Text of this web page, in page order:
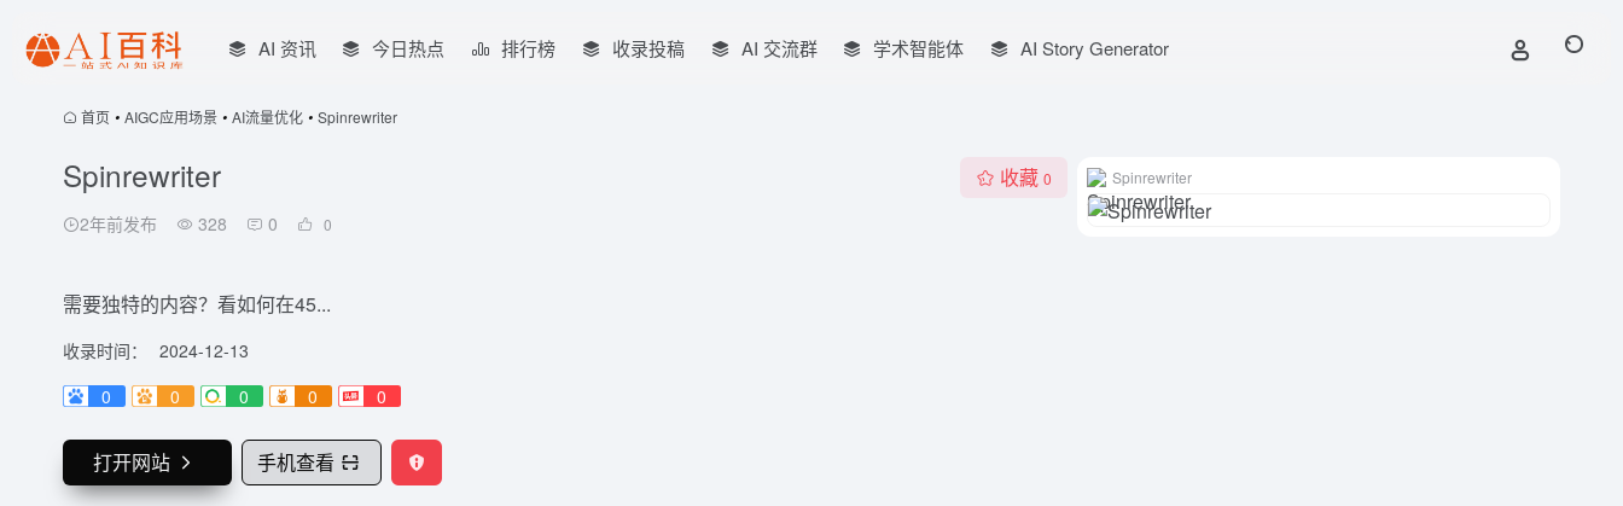
AI 资讯 今日热点 排行榜 收录投稿 AI 交流群 学术智能体 AI Story Generator
首页 • AIGC应用场景 • AI流量优化 • Spinrewriter
Spinrewriter
2年前发布 328 0 0
收藏 0
需要独特的内容？看如何在45...
收录时间：
2024-12-13
0
0 0 0 0
打开网站 手机查看
Spinrewriter